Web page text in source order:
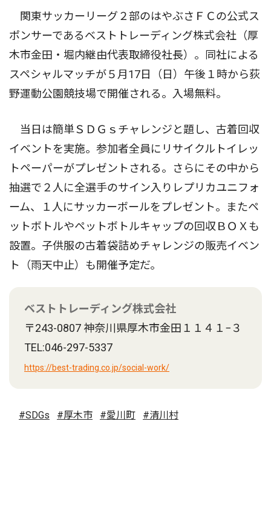
関東サッカーリーグ２部のはやぶさＦＣの公式ス
ポンサーであるベストトレーディング株式会社（厚
木市金田・堀内継由代表取締役社長）。同社による
スペシャルマッチが５月17日（日）午後１時から荻
野運動公園競技場で開催される。入場無料。
当日は簡単ＳＤＧｓチャレンジと題し、古着回収
イベントを実施。参加者全員にリサイクルトイレッ
トペーパーがプレゼントされる。さらにその中から
抽選で２人に全選手のサイン入りレプリカユニフォ
ーム、１人にサッカーボールをプレゼント。またペ
ットボトルやペットボトルキャップの回収ＢＯＸも
設置。子供服の古着袋詰めチャレンジの販売イベン
ト（雨天中止）も開催予定だ。
ベストトレーディング株式会社
〒243-0807 神奈川県厚木市金田１１４１−３
TEL:046-297-5337
https://best-trading.co.jp/social-work/
#SDGs #厚木市 #愛川町 #清川村